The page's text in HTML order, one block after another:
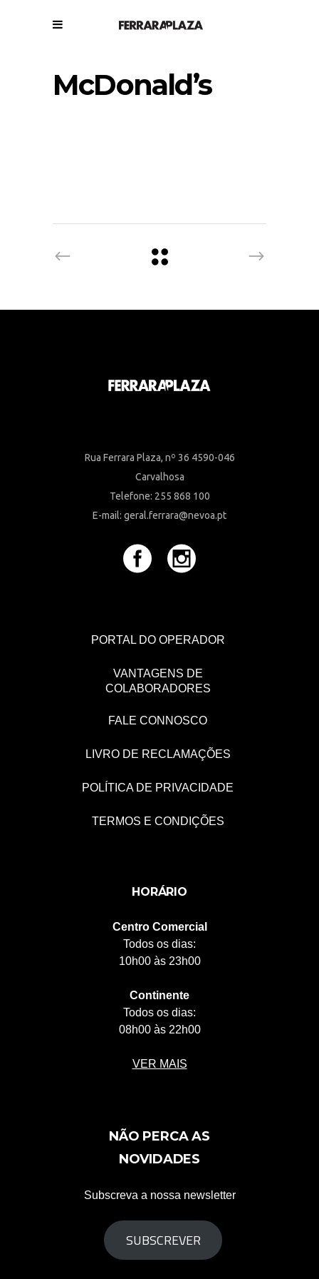
McDonald’s
Rua Ferrara Plaza, nº 36 4590-046
Carvalhosa
Telefone: 255 868 100
E-mail: geral.ferrara@nevoa.pt
PORTAL DO OPERADOR
VANTAGENS DE
COLABORADORES
FALE CONNOSCO
LIVRO DE RECLAMAÇÕES
POLÍTICA DE PRIVACIDADE
TERMOS E CONDIÇÕES
HORÁRIO
Centro Comercial
Todos os dias:
10h00 às 23h00
Continente
Todos os dias:
08h00 às 22h00
VER MAIS
NÃO PERCA AS
NOVIDADES
Subscreva a nossa newsletter
SUBSCREVER